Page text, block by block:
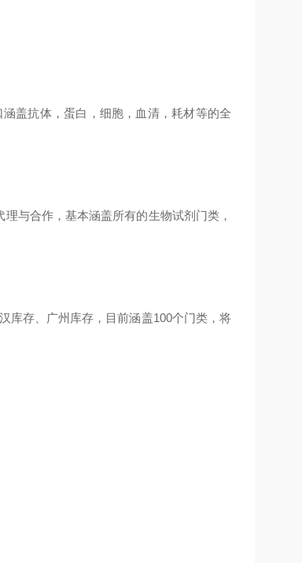
盖抗体，蛋白，细胞，血清，耗材等的全
与合作，基本涵盖所有的生物试剂门类，
库存、广州库存，目前涵盖100个门类，将